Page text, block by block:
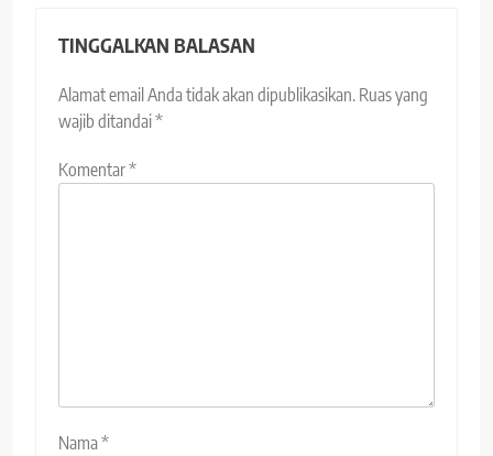
TINGGALKAN BALASAN
Alamat email Anda tidak akan dipublikasikan. Ruas yang
wajib ditandai*
Komentar*
Nama*